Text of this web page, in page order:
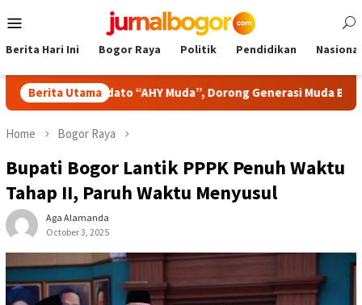
to
Menu
Berita Hari Ini Bogor Raya Politik Pendidikan Nasional
Berita Utama
Pidato “AHY Muda”, Dorong Generasi Muda Berani Bersuara
Home Bogor Raya
Bupati Bogor Lantik PPPK Penuh Waktu
Tahap II, Paruh Waktu Menyusul
Aga Alamanda
October 3, 2025